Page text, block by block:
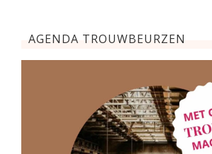
AGENDA TROUWBEURZEN